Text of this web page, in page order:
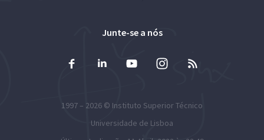
Junte-se a nós
1997 – 2026 © Instituto Superior Técnico
Universidade de Lisboa